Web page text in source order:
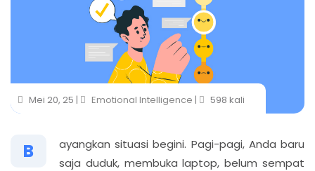
Mei 20, 25 | Emotional Intelligence | 598 kali
B
ayangkan situasi begini. Pagi-pagi, Anda baru
saja duduk, membuka laptop, belum sempat